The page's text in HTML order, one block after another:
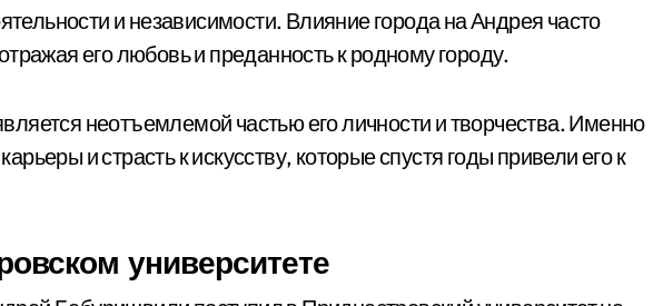
и независимости. Влияние города на Андрея часто
его любовь и преданность к родному городу.
неотъемлемой частью его личности и творчества. Именно
и страсть к искусству, которые спустя годы привели его к
университете